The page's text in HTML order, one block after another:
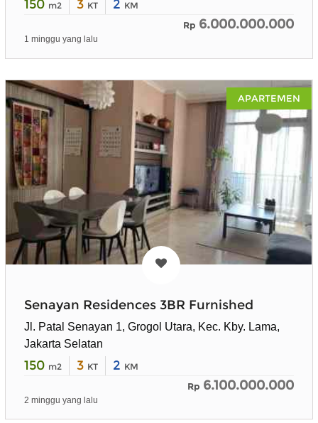
150 m2 3 KT 2 KM
Rp 6.000.000.000
1 minggu yang lalu
APARTEMEN
Senayan Residences 3BR Furnished
Jl. Patal Senayan 1, Grogol Utara, Kec. Kby. Lama,
Jakarta Selatan
150 m2 3 KT 2 KM
Rp 6.100.000.000
2 minggu yang lalu